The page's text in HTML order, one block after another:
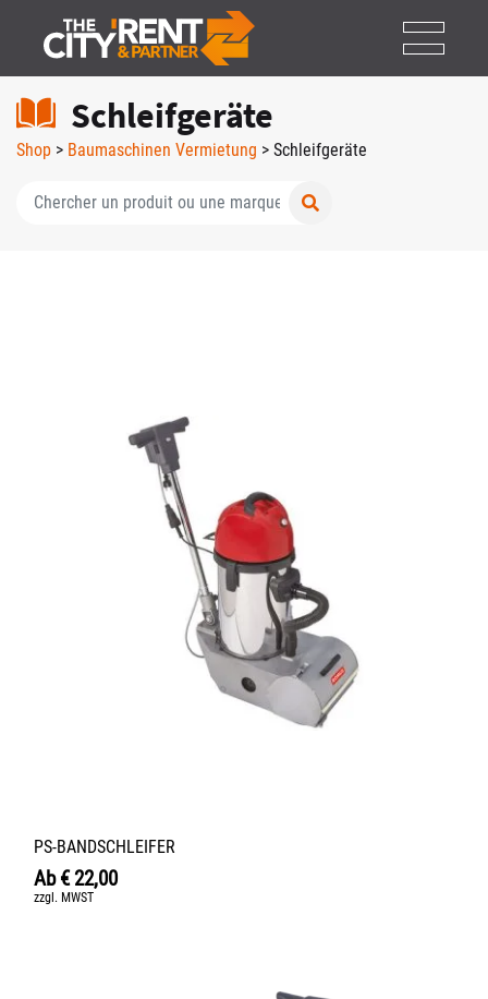
Schleifgeräte
Shop > Baumaschinen Vermietung > Schleifgeräte
PS-BANDSCHLEIFER
Ab€22,00
zzgl. MWST